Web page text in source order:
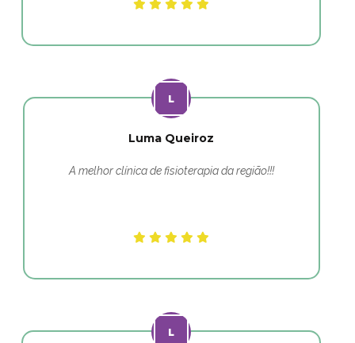
Luma Queiroz
A melhor clínica de fisioterapia da região!!!